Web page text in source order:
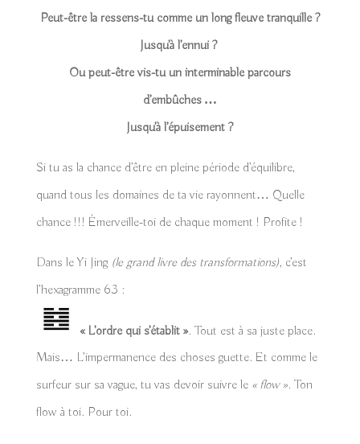
Peut-être la ressens-tu comme un long fleuve tranquille ?
Jusqu’à l’ennui ?
Ou peut-être vis-tu un interminable parcours
d’embûches …
Jusqu’à l’épuisement ?
Si tu as la chance d’être en pleine période d’équilibre,
quand tous les domaines de ta vie rayonnent… Quelle
chance !!! Émerveille-toi de chaque moment ! Profite !
Dans le Yi Jing (le grand livre des transformations), c’est
l’hexagramme 63 :
« L’ordre qui s’établit ». Tout est à sa juste place.
Mais… L’impermanence des choses guette. Et comme le
surfeur sur sa vague, tu vas devoir suivre le « flow ». Ton
flow à toi. Pour toi.